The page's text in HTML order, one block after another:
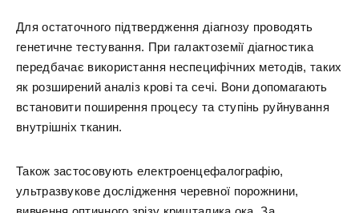
Для остаточного підтвердження діагнозу проводять
генетичне тестування. При галактоземії діагностика
передбачає використання неспецифічних методів, таких
як розширений аналіз крові та сечі. Вони допомагають
встановити поширення процесу та ступінь руйнування
внутрішніх тканин.
Також застосовують електроенцефалографію,
ультразвукове дослідження черевної порожнини,